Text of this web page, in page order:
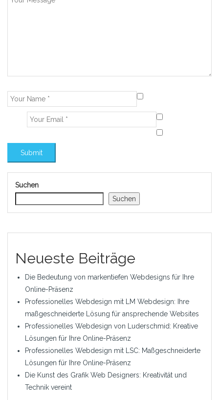
Suchen
Suchen
Neueste Beiträge
Die Bedeutung von markentiefen Webdesigns für Ihre
Online-Präsenz
Professionelles Webdesign mit LM Webdesign: Ihre
maßgeschneiderte Lösung für ansprechende Websites
Professionelles Webdesign von Luderschmid: Kreative
Lösungen für Ihre Online-Präsenz
Professionelles Webdesign mit LSC: Maßgeschneiderte
Lösungen für Ihre Online-Präsenz
Die Kunst des Grafik Web Designers: Kreativität und
Technik vereint